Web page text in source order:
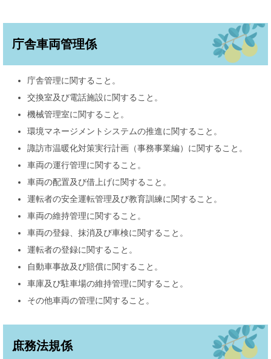
庁舎車両管理係
庁舎管理に関すること。
交換室及び電話施設に関すること。
機械管理室に関すること。
環境マネージメントシステムの推進に関すること。
諏訪市温暖化対策実行計画（事務事業編）に関すること。
車両の運行管理に関すること。
車両の配置及び借上げに関すること。
運転者の安全運転管理及び教育訓練に関すること。
車両の維持管理に関すること。
車両の登録、抹消及び車検に関すること。
運転者の登録に関すること。
自動車事故及び賠償に関すること。
車庫及び駐車場の維持管理に関すること。
その他車両の管理に関すること。
庶務法規係